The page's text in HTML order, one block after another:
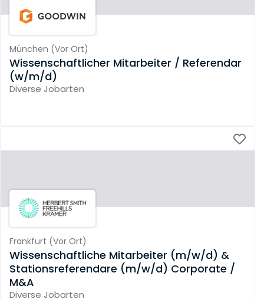
München (Vor Ort)
Wissenschaftlicher Mitarbeiter / Referendar
(w/m/d)
Diverse Jobarten
Frankfurt (Vor Ort)
Wissenschaftliche Mitarbeiter (m/w/d) &
Stationsreferendare (m/w/d) Corporate /
M&A
Diverse Jobarten